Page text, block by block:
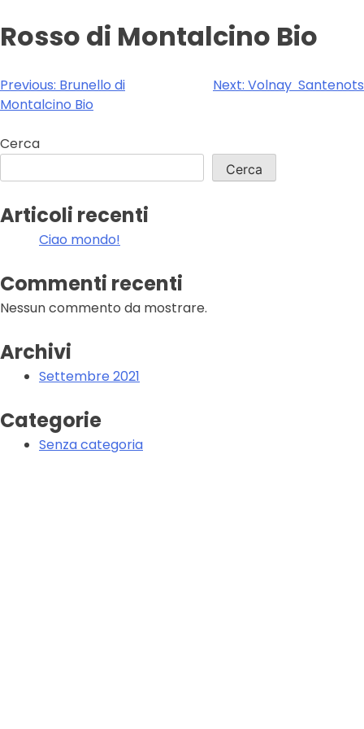
Rosso di Montalcino Bio
Navigazione
articoli
Previous: Brunello di
Montalcino Bio
Next: Volnay Santenots
Cerca
Cerca
Articoli recenti
Ciao mondo!
Commenti recenti
Nessun commento da mostrare.
Archivi
Settembre 2021
Categorie
Senza categoria